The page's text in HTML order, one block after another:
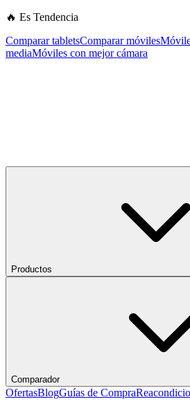
🔥 Es Tendencia
Comparar tabletsComparar móviles
mediaMóviles con mejor cámara
Productos
Comparador
OfertasBlogGuías de Compra